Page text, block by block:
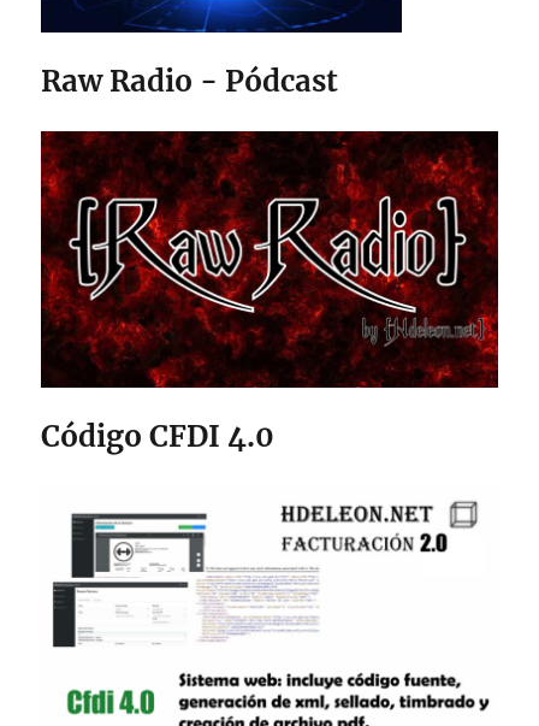
Raw Radio - Pódcast
Código CFDI 4.0